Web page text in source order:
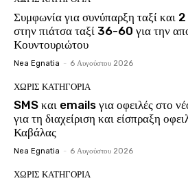
Συμφωνία για συνύπαρξη ταξί και 2
στην πιάτσα ταξί 36-60 για την
Κουντουριώτου
Nea Egnatia - 6 Αυγούστου 2026
ΧΩΡΊΣ ΚΑΤΗΓΟΡΊΑ
SMS και emails για οφειλές στο
για τη διαχείριση και είσπραξη
Καβάλας
Nea Egnatia - 6 Αυγούστου 2026
ΧΩΡΊΣ ΚΑΤΗΓΟΡΊΑ